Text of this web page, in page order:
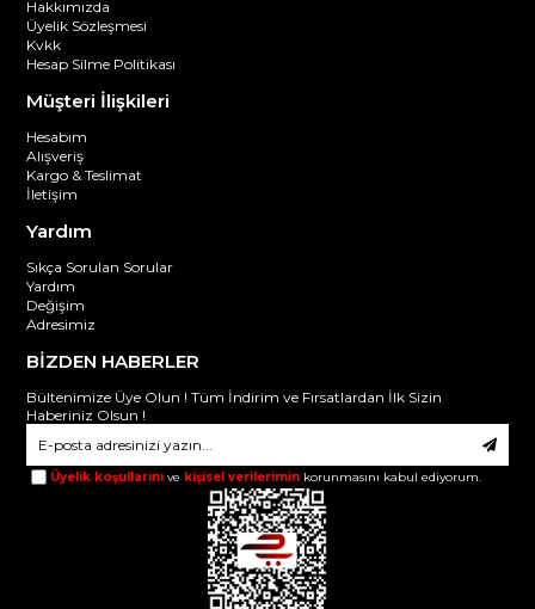
Hakkımızda
Üyelik Sözleşmesi
Kvkk
Hesap Silme Politikası
Müşteri İlişkileri
Hesabım
Alışveriş
Kargo & Teslimat
İletişim
Yardım
Sıkça Sorulan Sorular
Yardım
Değişim
Adresimiz
BİZDEN HABERLER
Bültenimize Üye Olun ! Tüm İndirim ve Fırsatlardan İlk Sizin
Haberiniz Olsun !
Üyelik koşullarını ve kişisel verilerimin korunmasını kabul ediyorum.